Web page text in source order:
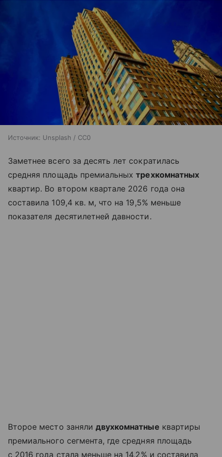
Источник: Unsplash / CC0
Заметнее всего за десять лет сократилась
средняя площадь премиальныхтрехкомнатных
квартир. Во втором квартале 2026 года она
составила 109,4 кв. м, что на 19,5% меньше
показателя десятилетней давности.
Второе место заняли двухкомнатные квартиры
премиального сегмента, где средняя площадь
с 2016 года стала меньше на 14,2% и составила